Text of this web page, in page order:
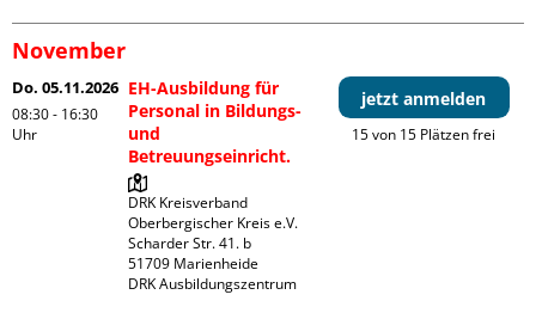
November
Do. 05.11.2026
08:30 - 16:30
Uhr
EH-Ausbildung für
Personal in Bildungs-
und
Betreuungseinricht.
DRK Kreisverband
Oberbergischer Kreis e.V.
Scharder Str. 41. b
51709 Marienheide
DRK Ausbildungszentrum
jetzt anmelden
15 von 15 Plätzen frei